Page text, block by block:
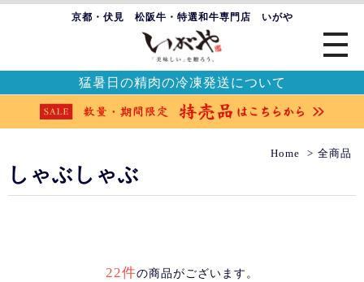
京都・伏見 松阪牛・特選和牛専門店 いがや
猛暑日の精肉の冷凍発送について
Home 全商品
しゃぶしゃぶ
22件の商品がございます。